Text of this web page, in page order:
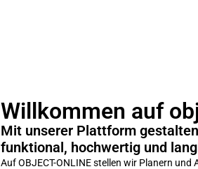
Willkommen auf
Mit unserer Plattform
funktional, hochwertig und
Auf OBJECT-ONLINE stellen wir Planern